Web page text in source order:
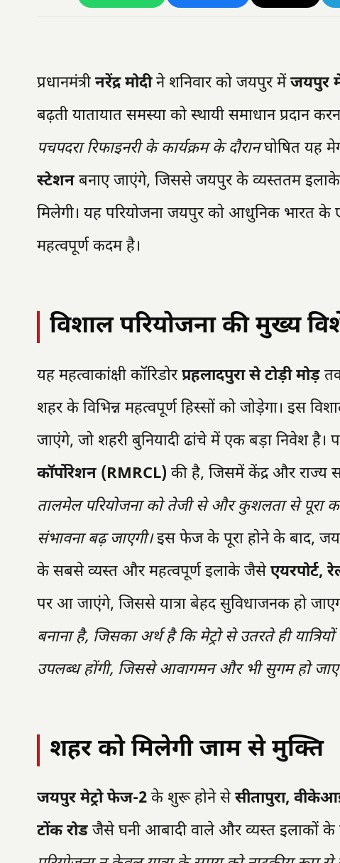
प्रधानमंत्री नरेंद्र मोदीने शनिवार को जयपुर मेंजयपुर
बढ़ती यातायात समस्या को स्थायी समाधान प्रदान
पचपदरा रिफाइनरी के कार्यक्रम के दौरानघोषित यह
स्टेशन बनाए जाएंगे, जिससे जयपुर के व्यस्ततम
मिलेगी। यह परियोजना जयपुर को आधुनिक भारत
महत्वपूर्ण कदम है।
विशाल परियोजना की मुख्य
यह महत्वाकांक्षी कॉरिडोरप्रहलादपुरा से टोड़ी मोड़
शहर के विभिन्न महत्वपूर्ण हिस्सों को जोड़ेगा। इस
जाएंगे, जो शहरी बुनियादी ढांचे में एक बड़ा निवेश है।
कॉर्पोरेशन (RMRCL) की है, जिसमें केंद्र और राज्य
तालमेल परियोजना को तेजी से और कुशलता से पूरा
संभावना बढ़ जाएगी।इस फेज के पूरा होने के बाद,
के सबसे व्यस्त और महत्वपूर्ण इलाके जैसेएयरपोर्ट,
पर आ जाएंगे, जिससे यात्रा बेहद सुविधाजनक हो
बनाना है, जिसका अर्थ है कि मेट्रो से उतरते ही
उपलब्ध होंगी, जिससे आवागमन और भी सुगम हो
शहर को मिलेगी जाम से मुक्ति
जयपुर मेट्रो फेज-2 के शुरू होने सेसीतापुरा,
टोंक रोड जैसे घनी आबादी वाले और व्यस्त इलाकों के